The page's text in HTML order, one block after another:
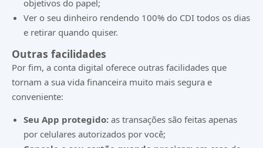
objetivos do papel;
Ver o seu dinheiro rendendo 100% do CDI todos os dias
e retirar quando quiser.
Outras facilidades
Por fim, a conta digital oferece outras facilidades que
tornam a sua vida financeira muito mais segura e
conveniente:
Seu App protegido: as transações são feitas apenas
por celulares autorizados por você;